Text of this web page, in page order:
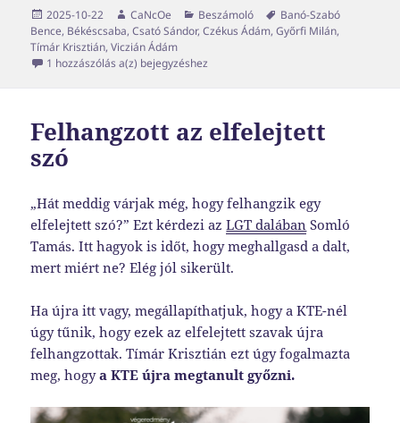
Közzétéve
2025-10-22 Szerző
CaNcOe Kategória
Beszámoló Címke
Banó-Szabó
Bence, Békéscsaba,Csató Sándor,Czékus Ádám,Győrfi Milán,
Tímár Krisztián,Viczián Ádám
1 hozzászólás a(z) Elszalasztott lehetőség
bejegyzéshez
Felhangzott az elfelejtett
szó
„Hát meddig várjak még, hogy felhangzik egy
elfelejtett szó?” Ezt kérdezi azLGT dalában Somló
Tamás. Itt hagyok is időt, hogy meghallgasd a dalt,
mert miért ne? Elég jól sikerült.
Ha újra itt vagy, megállapíthatjuk, hogy a KTE-nél
úgy tűnik, hogy ezek az elfelejtett szavak újra
felhangzottak. Tímár Krisztián ezt úgy fogalmazta
meg, hogya KTE újra megtanult győzni.